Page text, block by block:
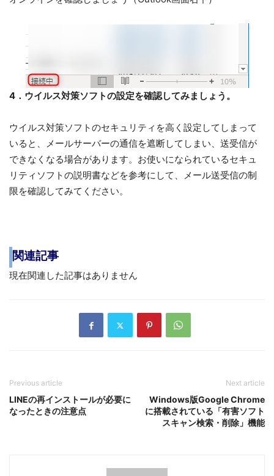
4．ウイルス対策ソフトの設定を確認してみましょう。
ウイルス対策ソフトのセキュリティを高く設定してしまって
いると、メールサーバーの通信を遮断してしまい、送受信が
できなくなる場合があります。お使いになられているセキュ
リティソフトの説明書などを参考にして、メール送受信の制
限を確認してみてください。
関連記事
現在関連した記事はありません
Previous article
LINEの再インストールが必要に
なったときの注意点
Next article
Windows版Google Chrome
に搭載されている「有害ソフト
スキャン検索・削除」機能